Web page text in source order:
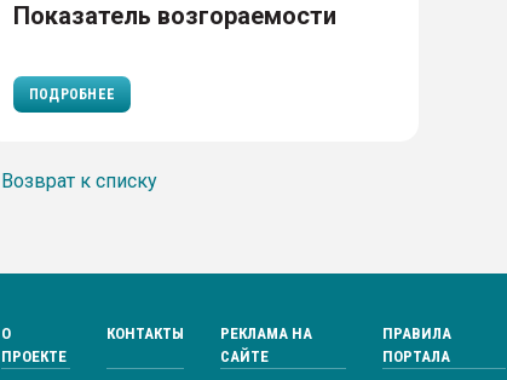
Показатель возгораемости
ПОДРОБНЕЕ
Возврат к списку
О
ПРОЕКТЕ
КОНТАКТЫ
РЕКЛАМА НА
САЙТЕ
ПРАВИЛА
ПОРТАЛА